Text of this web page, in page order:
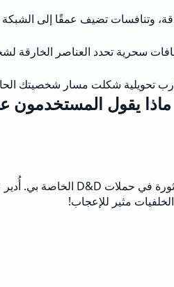
وتنافسات تضيف عمقًا إلى
سحرية تحدد العناصر الخارقة
تحويلية شكلت مسار شخصيتك
ماذا يقول المستخدمون
مثير للإعجاب!